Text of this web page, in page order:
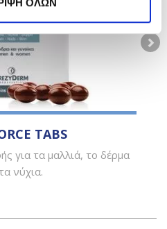
ΟΛΩΝ
TABS
για τα μαλλιά, το δέρμα
νύχια.